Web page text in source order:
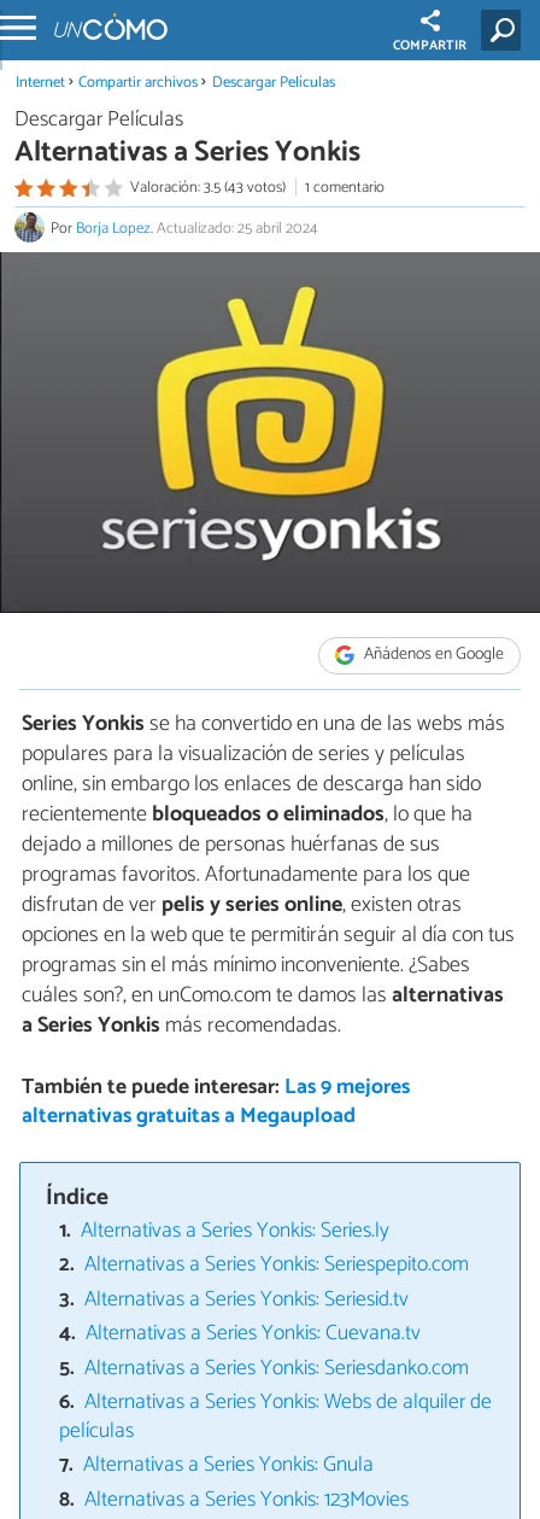
COMPARTIR
Internet Compartir archivos Descargar Películas
Descargar Películas
Alternativas a Series Yonkis
Valoración: 3.5 (43 votos)
1 comentario
PorBorja Lopez.Actualizado: 25 abril 2024
Añádenos en Google
Series Yonkisse ha convertido en una de las webs más
populares para la visualización de series y películas
online, sin embargo los enlaces de descarga han sido
recientementebloqueados o eliminados, lo que ha
dejado a millones de personas huérfanas de sus
programas favoritos. Afortunadamente para los que
disfrutan de verpelis y series online, existen otras
opciones en la web que te permitirán seguir al día con tus
programas sin el más mínimo inconveniente. ¿Sabes
cuáles son?, en unComo.com te damos lasalternativas
a Series Yonkis más recomendadas.
También te puede interesar: Las 9 mejores
alternativas gratuitas a Megaupload
Índice
Alternativas a Series Yonkis: Series.ly
Alternativas a Series Yonkis: Seriespepito.com
Alternativas a Series Yonkis: Seriesid.tv
Alternativas a Series Yonkis: Cuevana.tv
Alternativas a Series Yonkis: Seriesdanko.com
Alternativas a Series Yonkis: Webs de alquiler de
películas
Alternativas a Series Yonkis: Gnula
Alternativas a Series Yonkis: 123Movies